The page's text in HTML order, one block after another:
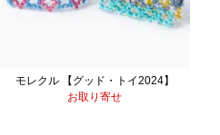
モレクル 【グッド・トイ2024】
お取り寄せ